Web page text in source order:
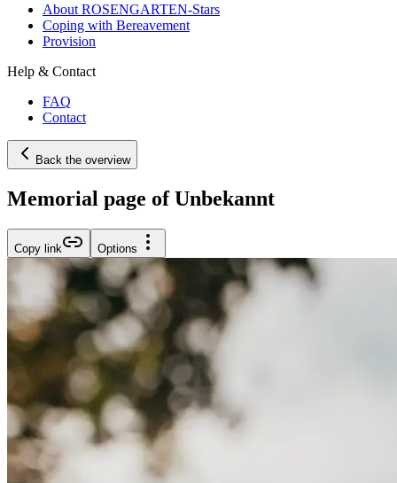
About ROSENGARTEN-Stars
Coping with Bereavement
Provision
Help & Contact
FAQ
Contact
Back the overview
Memorial page of Unbekannt
Copy link Options